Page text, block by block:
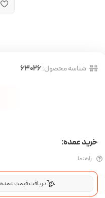
شناسه محصول:63026
خرید عمده:
راهنما
دریافت قیمت عمده